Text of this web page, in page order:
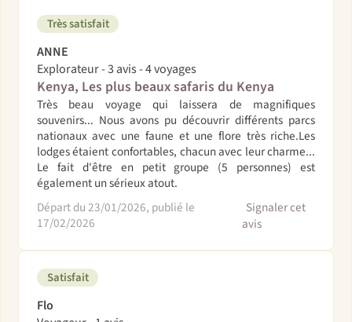
Très satisfait
ANNE
Explorateur - 3 avis - 4 voyages
Kenya, Les plus beaux safaris du Kenya
Très beau voyage qui laissera de magnifiques
souvenirs... Nous avons pu découvrir différents parcs
nationaux avec une faune et une flore très riche.Les
lodges étaient confortables, chacun avec leur charme...
Le fait d'être en petit groupe (5 personnes) est
également un sérieux atout.
Départ du 23/01/2026, publié le
17/02/2026
Signaler cet
avis
Satisfait
Flo